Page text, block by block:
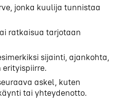
jonka kuulija tunnistaa
ratkaisua tarjotaan
sijainti, ajankohta,
askel, kuten
tai yhteydenotto.